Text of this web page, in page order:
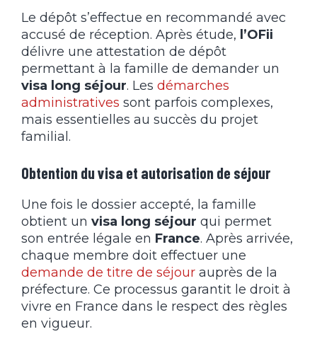
Le dépôt s’effectue en recommandé avec
accusé de réception. Après étude, l’OFii
délivre une attestation de dépôt
permettant à la famille de demander un
visa long séjour. Les démarches
administratives sont parfois complexes,
mais essentielles au succès du projet
familial.
Obtention du visa et autorisation de séjour
Une fois le dossier accepté, la famille
obtient un visa long séjour qui permet
son entrée légale en France. Après arrivée,
chaque membre doit effectuer une
demande de titre de séjour auprès de la
préfecture. Ce processus garantit le droit à
vivre en France dans le respect des règles
en vigueur.